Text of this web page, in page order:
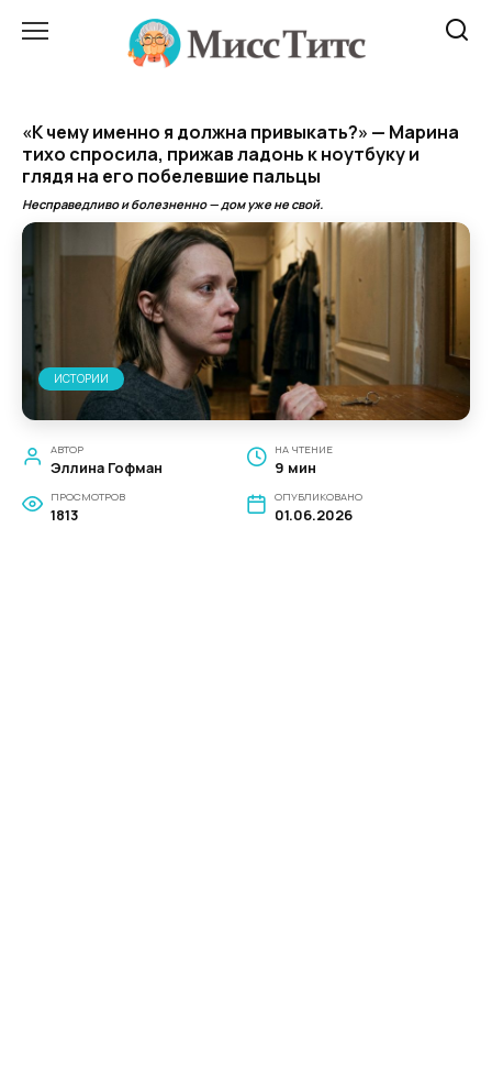
«К чему именно я должна привыкать?» — Марина
тихо спросила, прижав ладонь к ноутбуку и
глядя на его побелевшие пальцы
Несправедливо и болезненно — дом уже не свой.
ИСТОРИИ
АВТОР
Эллина Гофман
НА ЧТЕНИЕ
9 мин
ПРОСМОТРОВ
1813
ОПУБЛИКОВАНО
01.06.2026